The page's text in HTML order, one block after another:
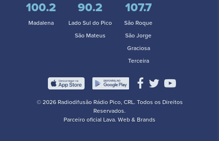
100.2
Madalena
90.2
Lado Sul do Pico
São Mateus
107.7
São Roque
São Jorge
Graciosa
Terceira
© 2026 Radiodifusão Rádio Pico, CRL. Todos os Direitos
Reservados.
Parceiro oficial Lava. Web & Brands